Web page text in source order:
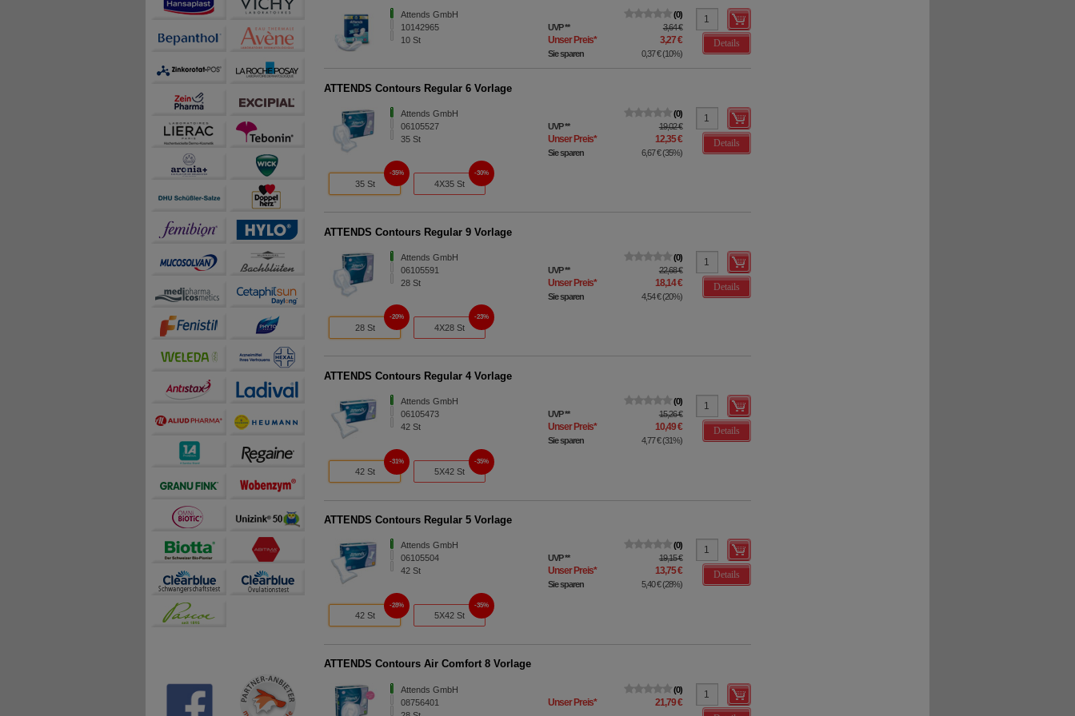
Attends GmbH
10142965
10St
0
UVP** 3,64 €
Unser Preis* 3,27 €
Sie sparen 0,37 €(10%)
Details
ATTENDS Contours Regular 6 Vorlage
Attends GmbH
06105527
35St
0
UVP** 19,02 €
Unser Preis* 12,35 €
Sie sparen 6,67 €(35%)
Details
35 St
35%
4X35 St
30%
ATTENDS Contours Regular 9 Vorlage
Attends GmbH
06105591
28St
0
UVP** 22,68 €
Unser Preis* 18,14 €
Sie sparen 4,54 €(20%)
Details
28 St
20%
4X28 St
23%
ATTENDS Contours Regular 4 Vorlage
Attends GmbH
06105473
42St
0
UVP** 15,26 €
Unser Preis* 10,49 €
Sie sparen 4,77 €(31%)
Details
42 St
31%
5X42 St
35%
ATTENDS Contours Regular 5 Vorlage
Attends GmbH
06105504
42St
0
UVP** 19,15 €
Unser Preis* 13,75 €
Sie sparen 5,40 €(28%)
Details
42 St
28%
5X42 St
35%
ATTENDS Contours Air Comfort 8 Vorlage
Attends GmbH
08756401
0
Unser Preis*
21,79 €